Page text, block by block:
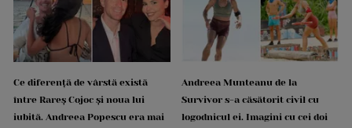
Ce diferență de vârstă există
între Rareș Cojoc și noua lui
iubită. Andreea Popescu era mai
Andreea Munteanu de la
Survivor s-a căsătorit civil cu
logodnicul ei. Imagini cu cei doi